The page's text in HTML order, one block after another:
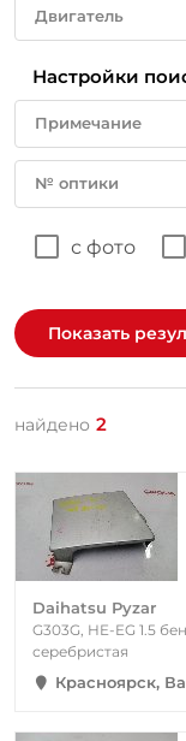
Двигатель
Настройки
Примечание
№ оптики
с фото
Показать
найдено 2
Daihatsu Pyzar
G303G, HE-EG 1.5
серебристая
Красноярск,